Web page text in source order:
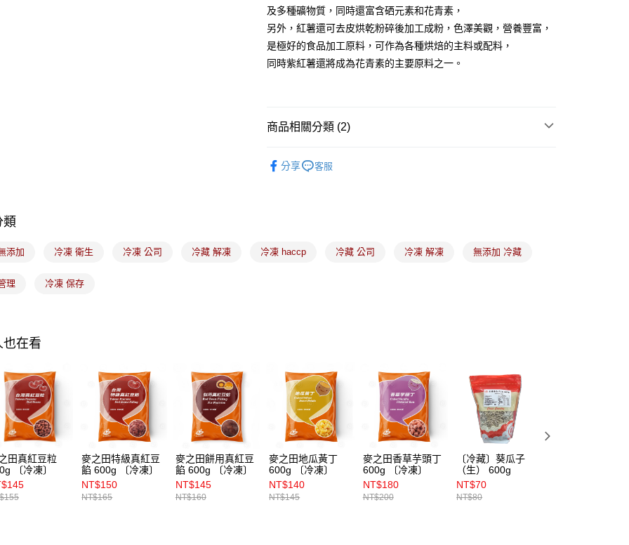
冷凍7-11取貨(5kg以內，尺寸不超過90cm)
每筆NT$200，滿NT$2,500(含以上)免運費
冷凍付款後門市自取
及多種礦物質，同時還富含硒元素和花青素，
另外，紅薯還可去皮烘乾粉碎後加工成粉，色澤美觀，營養豐富，
是極好的食品加工原料，可作為各種烘焙的主料或配料，
同時紫紅薯還將成為花青素的主要原料之一。
商品相關分類 (2)
分享 客服
類
添加 冷凍 衛生 冷凍 公司 冷藏 解凍 冷凍 haccp 冷藏 公司 冷凍 解凍 無添加 冷藏
理 冷凍 保存
也在看
田真紅豆粒
〔冷凍〕
麥之田特級真紅豆
餡 600g 〔冷凍〕
NT$150
NT$165
麥之田餅用真紅豆
餡 600g 〔冷凍〕
NT$145
NT$160
麥之田地瓜黃丁
600g 〔冷凍〕
NT$140
NT$145
麥之田香草芋頭丁
600g 〔冷凍〕
NT$180
NT$200
〔冷藏〕葵瓜子
（生） 600g
NT$70
NT$80